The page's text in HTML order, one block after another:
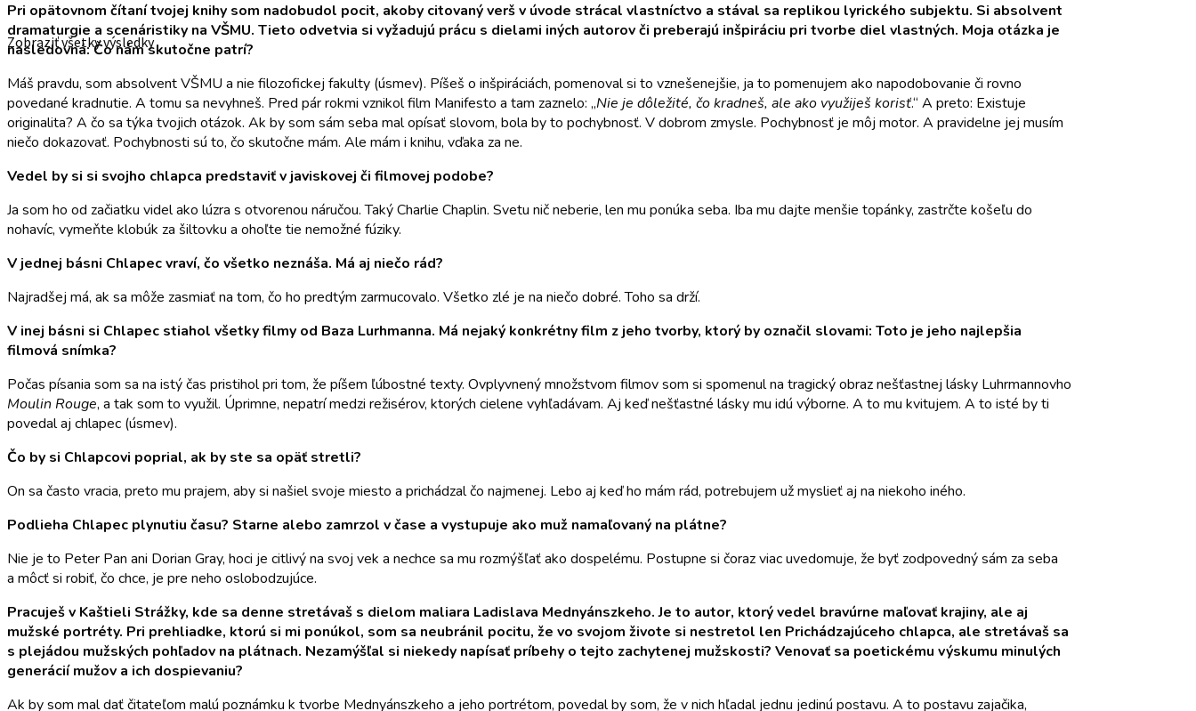
Zobraziť všetky výsledky
Pri opätovnom čítaní tvojej knihy som nadobudol pocit, akoby citovaný verš v úvode strácal vlastníctvo a stával sa replikou lyrického subjektu. Si absolvent
dramaturgie a scenáristiky na VŠMU. Tieto odvetvia si vyžadujú prácu s dielami iných autorov či preberajú inšpiráciu pri tvorbe diel vlastných. Moja otázka je
nasledovná: Čo nám skutočne patrí?
Máš pravdu, som absolvent VŠMU a nie filozofickej fakulty (úsmev). Píšeš o inšpiráciách, pomenoval si to vznešenejšie, ja to pomenujem ako napodobovanie či rovno
povedané kradnutie. A tomu sa nevyhneš. Pred pár rokmi vznikol film Manifesto a tam zaznelo: „Nie je dôležité, čo kradneš, ale ako využiješ korisť.“ A preto: Existuje
originalita? A čo sa týka tvojich otázok. Ak by som sám seba mal opísať slovom, bola by to pochybnosť. V dobrom zmysle. Pochybnosť je môj motor. A pravidelne jej musím
niečo dokazovať. Pochybnosti sú to, čo skutočne mám. Ale mám i knihu, vďaka za ne.
Vedel by si si svojho chlapca predstaviť v javiskovej či filmovej podobe?
Ja som ho od začiatku videl ako lúzra s otvorenou náručou. Taký Charlie Chaplin. Svetu nič neberie, len mu ponúka seba. Iba mu dajte menšie topánky, zastrčte košeľu do
nohavíc, vymeňte klobúk za šiltovku a ohoľte tie nemožné fúziky.
V jednej básni Chlapec vraví, čo všetko neznáša. Má aj niečo rád?
Najradšej má, ak sa môže zasmiať na tom, čo ho predtým zarmucovalo. Všetko zlé je na niečo dobré. Toho sa drží.
V inej básni si Chlapec stiahol všetky filmy od Baza Lurhmanna. Má nejaký konkrétny film z jeho tvorby, ktorý by označil slovami: Toto je jeho najlepšia
filmová snímka?
Počas písania som sa na istý čas pristihol pri tom, že píšem ľúbostné texty. Ovplyvnený množstvom filmov som si spomenul na tragický obraz nešťastnej lásky Luhrmannovho
Moulin Rouge, a tak som to využil. Úprimne, nepatrí medzi režisérov, ktorých cielene vyhľadávam. Aj keď nešťastné lásky mu idú výborne. A to mu kvitujem. A to isté by ti
povedal aj chlapec (úsmev).
Čo by si Chlapcovi poprial, ak by ste sa opäť stretli?
On sa často vracia, preto mu prajem, aby si našiel svoje miesto a prichádzal čo najmenej. Lebo aj keď ho mám rád, potrebujem už myslieť aj na niekoho iného.
Podlieha Chlapec plynutiu času? Starne alebo zamrzol v čase a vystupuje ako muž namaľovaný na plátne?
Nie je to Peter Pan ani Dorian Gray, hoci je citlivý na svoj vek a nechce sa mu rozmýšľať ako dospelému. Postupne si čoraz viac uvedomuje, že byť zodpovedný sám za seba
a môcť si robiť, čo chce, je pre neho oslobodzujúce.
Pracuješ v Kaštieli Strážky, kde sa denne stretávaš s dielom maliara Ladislava Mednyánszkeho. Je to autor, ktorý vedel bravúrne maľovať krajiny, ale aj
mužské portréty. Pri prehliadke, ktorú si mi ponúkol, som sa neubránil pocitu, že vo svojom živote si nestretol len Prichádzajúceho chlapca, ale stretávaš sa
s plejádou mužských pohľadov na plátnach. Nezamýšľal si niekedy napísať príbehy o tejto zachytenej mužskosti? Venovať sa poetickému výskumu minulých
generácií mužov a ich dospievaniu?
Ak by som mal dať čitateľom malú poznámku k tvorbe Mednyánszkeho a jeho portrétom, povedal by som, že v nich hľadal jednu jedinú postavu. A to postavu zajačika,